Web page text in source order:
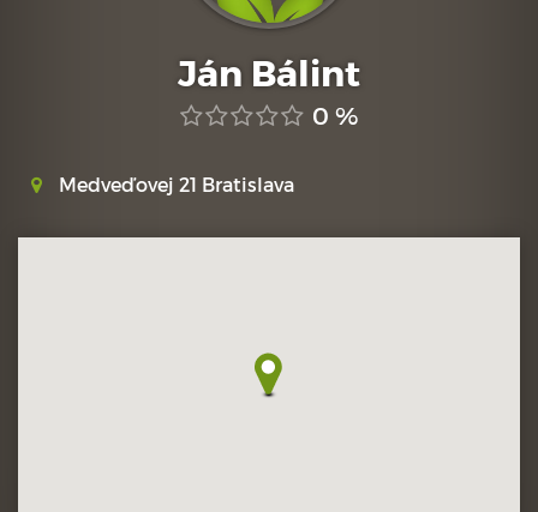
Ján Bálint
0 %
Medveďovej 21 Bratislava